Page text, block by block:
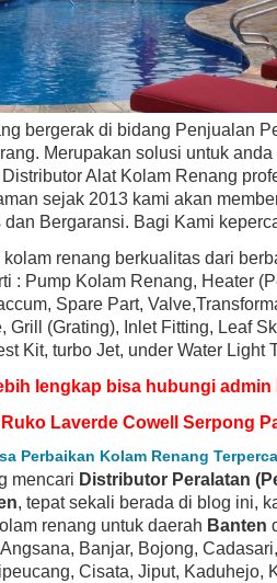
bergerak di bidang Penjualan
Merupakan solusi untuk
Alat Kolam Renang
sejak 2013 kami akan
Bergaransi. Bagi Kami
renang berkualitas dari
: Pump Kolam Renang, Heater
Spare Part,
(Grating), Inlet Fitting, Leaf
Kit, turbo Jet, under Water Light
lengkap bisa hubungi admin
Ruko Laverde Cowell Serpong
Perbaikan Kolam Renang
mencari Distributor Peralatan
, tepat sekali berada di blog ini,
renang untuk daerah Banten
Banjar, Bojong,
Cisata, Jiput, Kaduhejo,
Hayward H100IDP1 H-Series 100,000 BTU
Above Ground Pool & Spa Heater,
Low Nox
Rp (Hubungi CS)